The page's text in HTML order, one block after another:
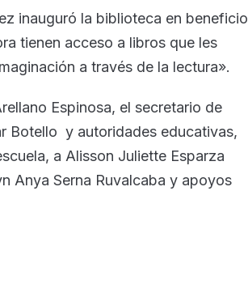
inauguró la biblioteca en beneficio
tienen acceso a libros que les
a través de la lectura».
Espinosa, el secretario de
Botello y autoridades educativas,
a Alisson Juliette Esparza
Anya Serna Ruvalcaba y apoyos